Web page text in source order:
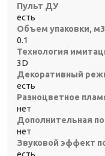
Пульт ДУ
есть
Объем упаковки, м3
0.1
Технология
3D
Декоративный
есть
Разноцветное
нет
Дополнительная
нет
Звуковой эффект
есть